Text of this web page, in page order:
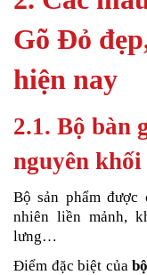
Gõ Đỏ
hiện nay
2.1. Bộ bàn
nguyên khối
Bộ sản phẩm
nhiên liền mảnh,
lưng…
Điểm đặc biệt của